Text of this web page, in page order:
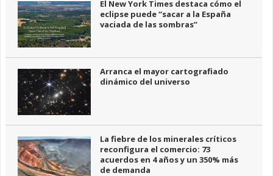
El New York Times destaca cómo el
eclipse puede “sacar a la España
vaciada de las sombras”
Arranca el mayor cartografiado
dinámico del universo
La fiebre de los minerales críticos
reconfigura el comercio: 73
acuerdos en 4 años y un 350% más
de demanda